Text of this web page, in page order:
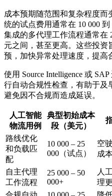
成本预期随范围和复杂程度而
统的试点费用通常在 10 000 到
集成的多代理工作流程通常在
元之间，甚至更高。这些投资
预，加快异常处理速度，提高
使用 Source Intelligence 或
行自动合规性检查，有助于及
避免因不合规而造成延误。
人工智能
物流用例
典型初始成本
段（美元）
路线优化
和负载匹
配
10 000 – 25
000（试点）
空
成
自主代理
工作流程
25 000 – 50
000+
人
理